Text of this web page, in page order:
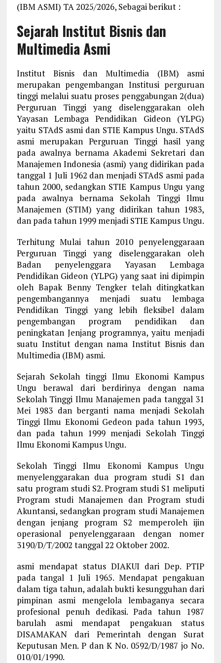
(IBM ASMI) TA 2025/2026, Sebagai berikut :
Sejarah Institut Bisnis dan
Multimedia Asmi
Institut Bisnis dan Multimedia (IBM) asmi
merupakan pengembangan Institusi perguruan
tinggi melalui suatu proses penggabungan 2(dua)
Perguruan Tinggi yang diselenggarakan oleh
Yayasan Lembaga Pendidikan Gideon (YLPG)
yaitu STAdS asmi dan STIE Kampus Ungu. STAdS
asmi merupakan Perguruan Tinggi hasil yang
pada awalnya bernama Akademi Sekretari dan
Manajemen Indonesia (asmi) yang didirikan pada
tanggal 1 Juli 1962 dan menjadi STAdS asmi pada
tahun 2000, sedangkan STIE Kampus Ungu yang
pada awalnya bernama Sekolah Tinggi Ilmu
Manajemen (STIM) yang didirikan tahun 1983,
dan pada tahun 1999 menjadi STIE Kampus Ungu.
Terhitung Mulai tahun 2010 penyelenggaraan
Perguruan Tinggi yang diselenggarakan oleh
Badan penyelenggara Yayasan Lembaga
Pendidikan Gideon (YLPG) yang saat ini dipimpin
oleh Bapak Benny Tengker telah ditingkatkan
pengembangannya menjadi suatu lembaga
Pendidikan Tinggi yang lebih fleksibel dalam
pengembangan program pendidikan dan
peningkatan Jenjang programnya, yaitu menjadi
suatu Institut dengan nama Institut Bisnis dan
Multimedia (IBM) asmi.
Sejarah Sekolah tinggi Ilmu Ekonomi Kampus
Ungu berawal dari berdirinya dengan nama
Sekolah Tinggi Ilmu Manajemen pada tanggal 31
Mei 1983 dan berganti nama menjadi Sekolah
Tinggi Ilmu Ekonomi Gedeon pada tahun 1993,
dan pada tahun 1999 menjadi Sekolah Tinggi
Ilmu Ekonomi Kampus Ungu.
Sekolah Tinggi Ilmu Ekonomi Kampus Ungu
menyelenggarakan dua program studi S1 dan
satu program studi S2. Program studi S1 meliputi
Program studi Manajemen dan Program studi
Akuntansi, sedangkan program studi Manajemen
dengan jenjang program S2 memperoleh ijin
operasional penyelenggaraan dengan nomer
3190/D/T/2002 tanggal 22 Oktober 2002.
asmi mendapat status DIAKUI dari Dep. PTIP
pada tangal 1 Juli 1965. Mendapat pengakuan
dalam tiga tahun, adalah bukti kesungguhan dari
pimpinan asmi mengelola lembaganya secara
profesional penuh dedikasi. Pada tahun 1987
barulah asmi mendapat pengakuan status
DISAMAKAN dari Pemerintah dengan Surat
Keputusan Men. P dan K No. 0592/D/1987 jo No.
010/01/1990.